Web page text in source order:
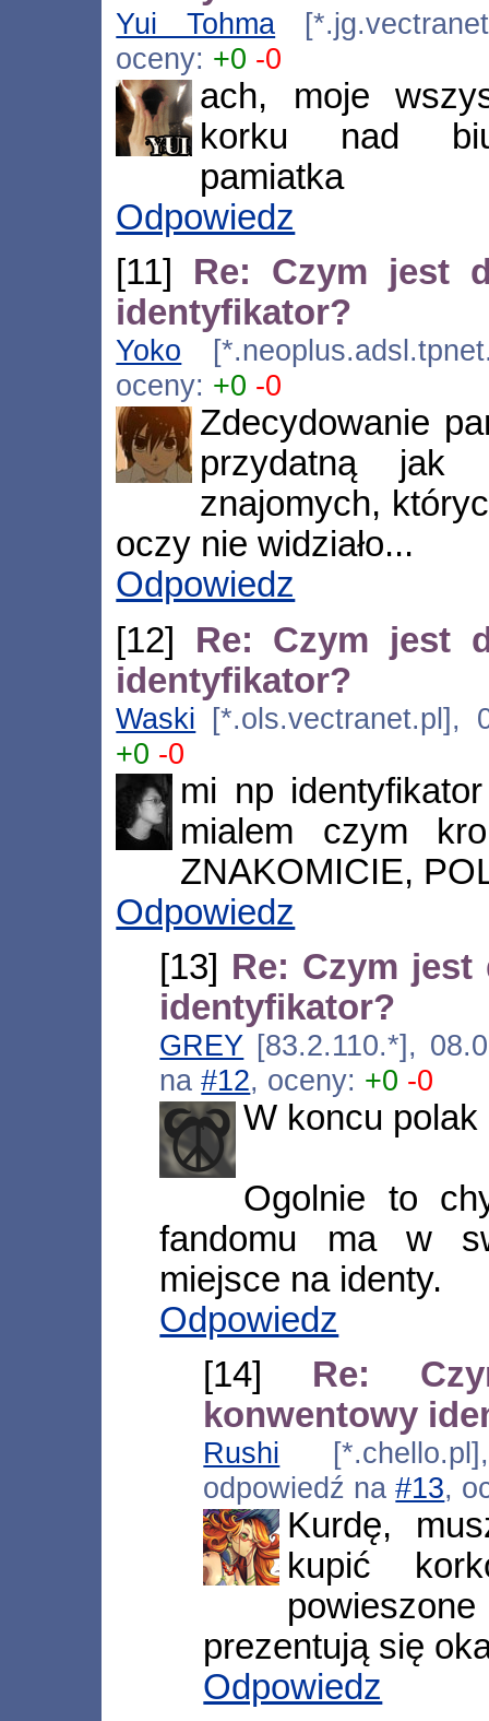
Yui Tohma
oceny: +0 -0
ach, moje
korku nad
pamiatka
Odpowiedz
[11] Re: Czym jest
identyfikator?
Yoko
oceny: +0 -0
Zdecydowanie
przydatną
znajomych,
oczy nie widziało...
Odpowiedz
[12] Re: Czym jest
identyfikator?
Waski [*.ols.vectranet.pl],
+0 -0
mi np
mialem czym
ZNAKOMICIE,
Odpowiedz
[13] Re: Czym
identyfikator?
GREY [83.2.110.*],
na#12, oceny: +0 -0
W koncu polak
Ogolnie to
fandomu ma w
miejsce na identy.
Odpowiedz
[14] Re:
konwentowy
Rushi
odpowiedź na#13,
Kurdę,
kupić
prezentują się
Odpowiedz